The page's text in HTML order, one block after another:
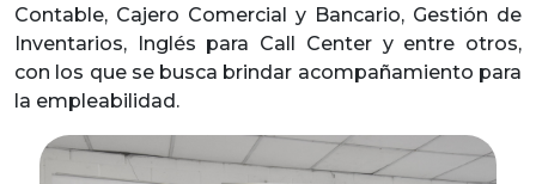
Contable, Cajero Comercial y Bancario, Gestión de
Inventarios, Inglés para Call Center y entre otros,
con los que se busca brindar acompañamiento para
la empleabilidad.